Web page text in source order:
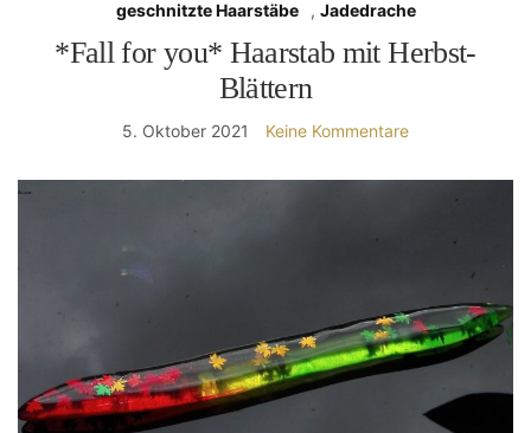
geschnitzte Haarstäbe , Jadedrache
*Fall for you* Haarstab mit Herbst-
Blättern
5. Oktober 2021 Keine Kommentare